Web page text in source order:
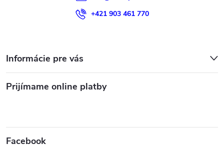
+421 903 461 770
Informácie pre vás
Prijímame online platby
Facebook